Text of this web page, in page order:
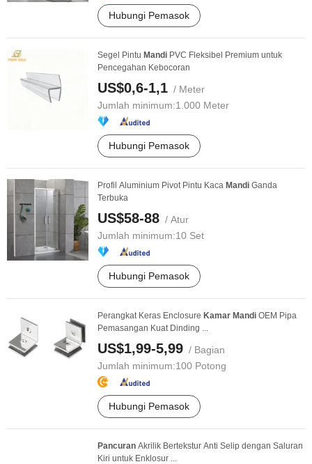
Hubungi Pemasok
Segel Pintu Mandi PVC Fleksibel Premium untuk
Pencegahan Kebocoran
US$0,6-1,1 / Meter
Jumlah minimum:1.000 Meter
Hubungi Pemasok
Profil Aluminium Pivot Pintu Kaca Mandi Ganda
Terbuka
US$58-88 / Atur
Jumlah minimum:10 Set
Hubungi Pemasok
Perangkat Keras Enclosure Kamar Mandi OEM Pipa
Pemasangan Kuat Dinding ...
US$1,99-5,99 / Bagian
Jumlah minimum:100 Potong
Hubungi Pemasok
Pancuran Akrilik Bertekstur Anti Selip dengan Saluran
Kiri untuk Enklosur ...